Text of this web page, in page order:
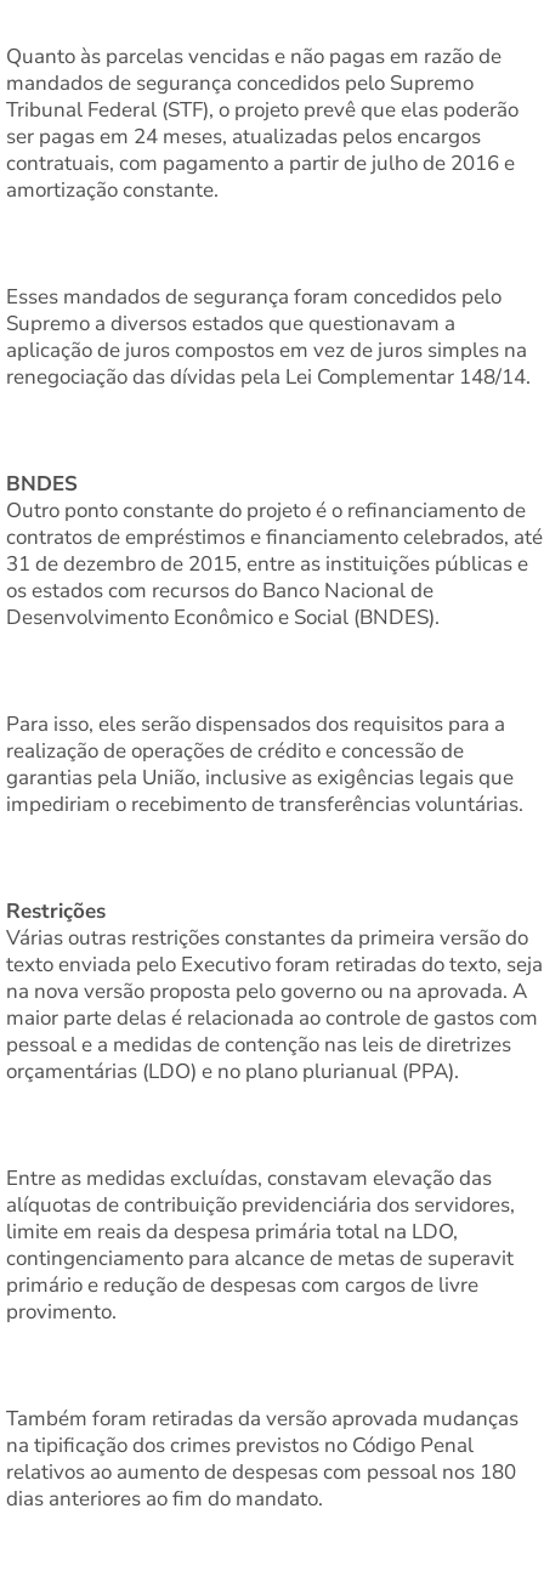
Quanto às parcelas vencidas e não pagas em razão de
mandados de segurança concedidos pelo Supremo
Tribunal Federal (STF), o projeto prevê que elas poderão
ser pagas em 24 meses, atualizadas pelos encargos
contratuais, com pagamento a partir de julho de 2016 e
amortização constante.
Esses mandados de segurança foram concedidos pelo
Supremo a diversos estados que questionavam a
aplicação de juros compostos em vez de juros simples na
renegociação das dívidas pela Lei Complementar 148/14.
BNDES
Outro ponto constante do projeto é o refinanciamento de
contratos de empréstimos e financiamento celebrados, até
31 de dezembro de 2015, entre as instituições públicas e
os estados com recursos do Banco Nacional de
Desenvolvimento Econômico e Social (BNDES).
Para isso, eles serão dispensados dos requisitos para a
realização de operações de crédito e concessão de
garantias pela União, inclusive as exigências legais que
impediriam o recebimento de transferências voluntárias.
Restrições
Várias outras restrições constantes da primeira versão do
texto enviada pelo Executivo foram retiradas do texto, seja
na nova versão proposta pelo governo ou na aprovada. A
maior parte delas é relacionada ao controle de gastos com
pessoal e a medidas de contenção nas leis de diretrizes
orçamentárias (LDO) e no plano plurianual (PPA).
Entre as medidas excluídas, constavam elevação das
alíquotas de contribuição previdenciária dos servidores,
limite em reais da despesa primária total na LDO,
contingenciamento para alcance de metas de superavit
primário e redução de despesas com cargos de livre
provimento.
Também foram retiradas da versão aprovada mudanças
na tipificação dos crimes previstos no Código Penal
relativos ao aumento de despesas com pessoal nos 180
dias anteriores ao fim do mandato.